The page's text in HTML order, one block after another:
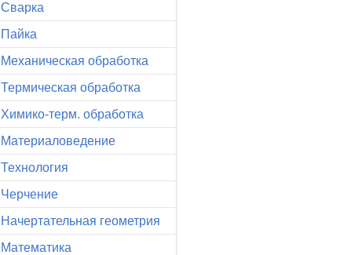
Сварка
Пайка
Механическая обработка
Термическая обработка
Химико-терм. обработка
Материаловедение
Технология
Черчение
Начертательная геометрия
Математика